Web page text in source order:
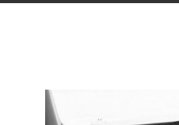
RPMPOWER
BMW 8